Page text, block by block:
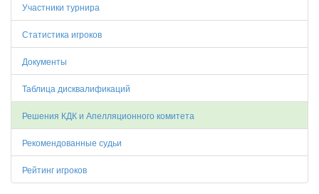
Участники турнира
Статистика игроков
Документы
Таблица дисквалификаций
Решения КДК и Апелляционного комитета
Рекомендованные судьи
Рейтинг игроков